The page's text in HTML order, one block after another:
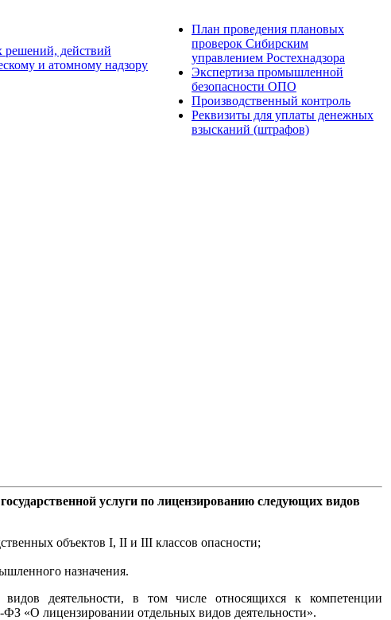
действий
и атомному надзору
План проведения плановых
проверок Сибирским
управлением Ростехнадзора
Экспертиза промышленной
безопасности ОПО
Производственный контроль
Реквизиты для уплаты денежных
взысканий (штрафов)
услуги по лицензированию следующих видов
объектов I, II и III классов опасности;
назначения.
деятельности, в том числе относящихся к компетенции
«О лицензировании отдельных видов деятельности».